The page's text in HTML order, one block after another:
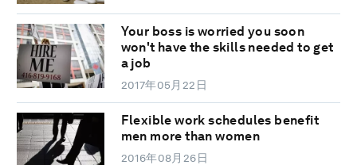
Your boss is worried you soon
won't have the skills needed to get
a job
2017年05月22日
Flexible work schedules benefit
men more than women
2016年08月26日